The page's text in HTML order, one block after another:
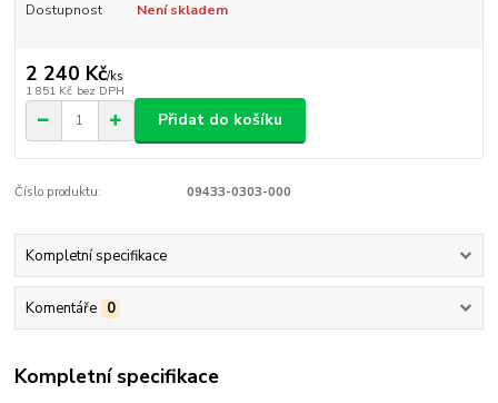
Dostupnost Není skladem
2 240 Kč/ks
1 851 Kč bez DPH
Přidat do košíku
Číslo produktu: 09433-0303-000
Kompletní specifikace
Komentáře 0
Kompletní specifikace